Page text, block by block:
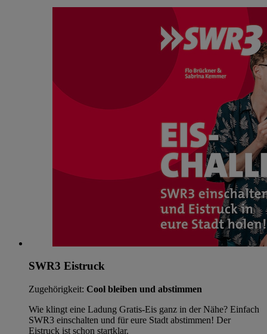
SWR3 Eistruck
Zugehörigkeit: Cool bleiben und abstimmen
Wie klingt eine Ladung Gratis-Eis ganz in der Nähe? Einfach
SWR3 einschalten und für eure Stadt abstimmen! Der
Eistruck ist schon startklar.